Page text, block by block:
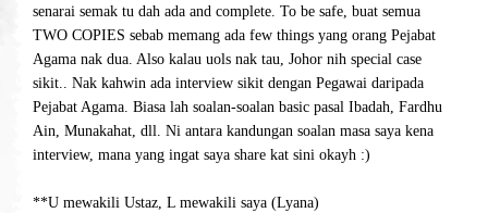
senarai semak tu dah ada and complete. To be safe, buat semua
TWO COPIES sebab memang ada few things yang orang Pejabat
Agama nak dua. Also kalau uols nak tau, Johor nih special case
sikit.. Nak kahwin ada interview sikit dengan Pegawai daripada
Pejabat Agama. Biasa lah soalan-soalan basic pasal Ibadah, Fardhu
Ain, Munakahat, dll. Ni antara kandungan soalan masa saya kena
interview, mana yang ingat saya share kat sini okayh :)
**U mewakili Ustaz, L mewakili saya (Lyana)